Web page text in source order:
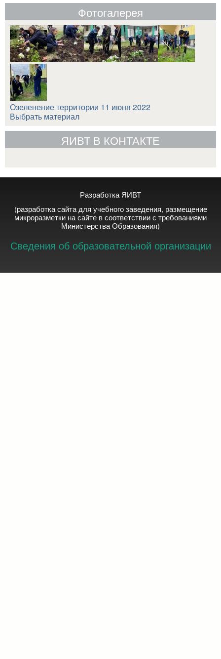
Фотогалерея
Озеленение территории 11 июня 2022
Выбрать материал
ЯИВТ В КОНТАКТЕ
Разработка ЯИВТ
(разработка сайта для учебного заведения, размещение
микроразметки на сайте в соответствии с требованиями
Министерства Образования)
Сведения об образовательной организации